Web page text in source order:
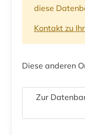
diese
Kontakt zu
Diese anderen
Zur